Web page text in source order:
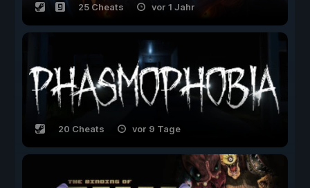
25 Cheats vor 1 Jahr
20 Cheats vor 9 Tage